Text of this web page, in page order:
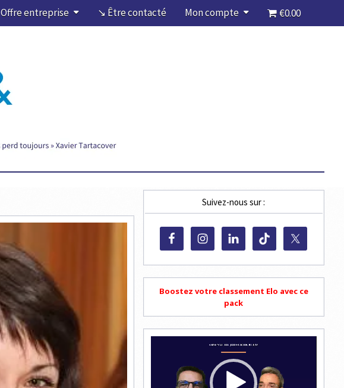
Offre entreprise ↘ Être contacté Mon compte €0.00
Suivez-nous sur :
Boostez votre classement Elo avec ce
pack